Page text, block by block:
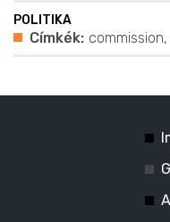
POLITIKA
Címkék: commission,